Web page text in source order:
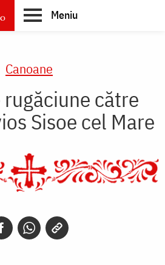
Meniu
Canoane
rugăciune către
Sisoe cel Mare